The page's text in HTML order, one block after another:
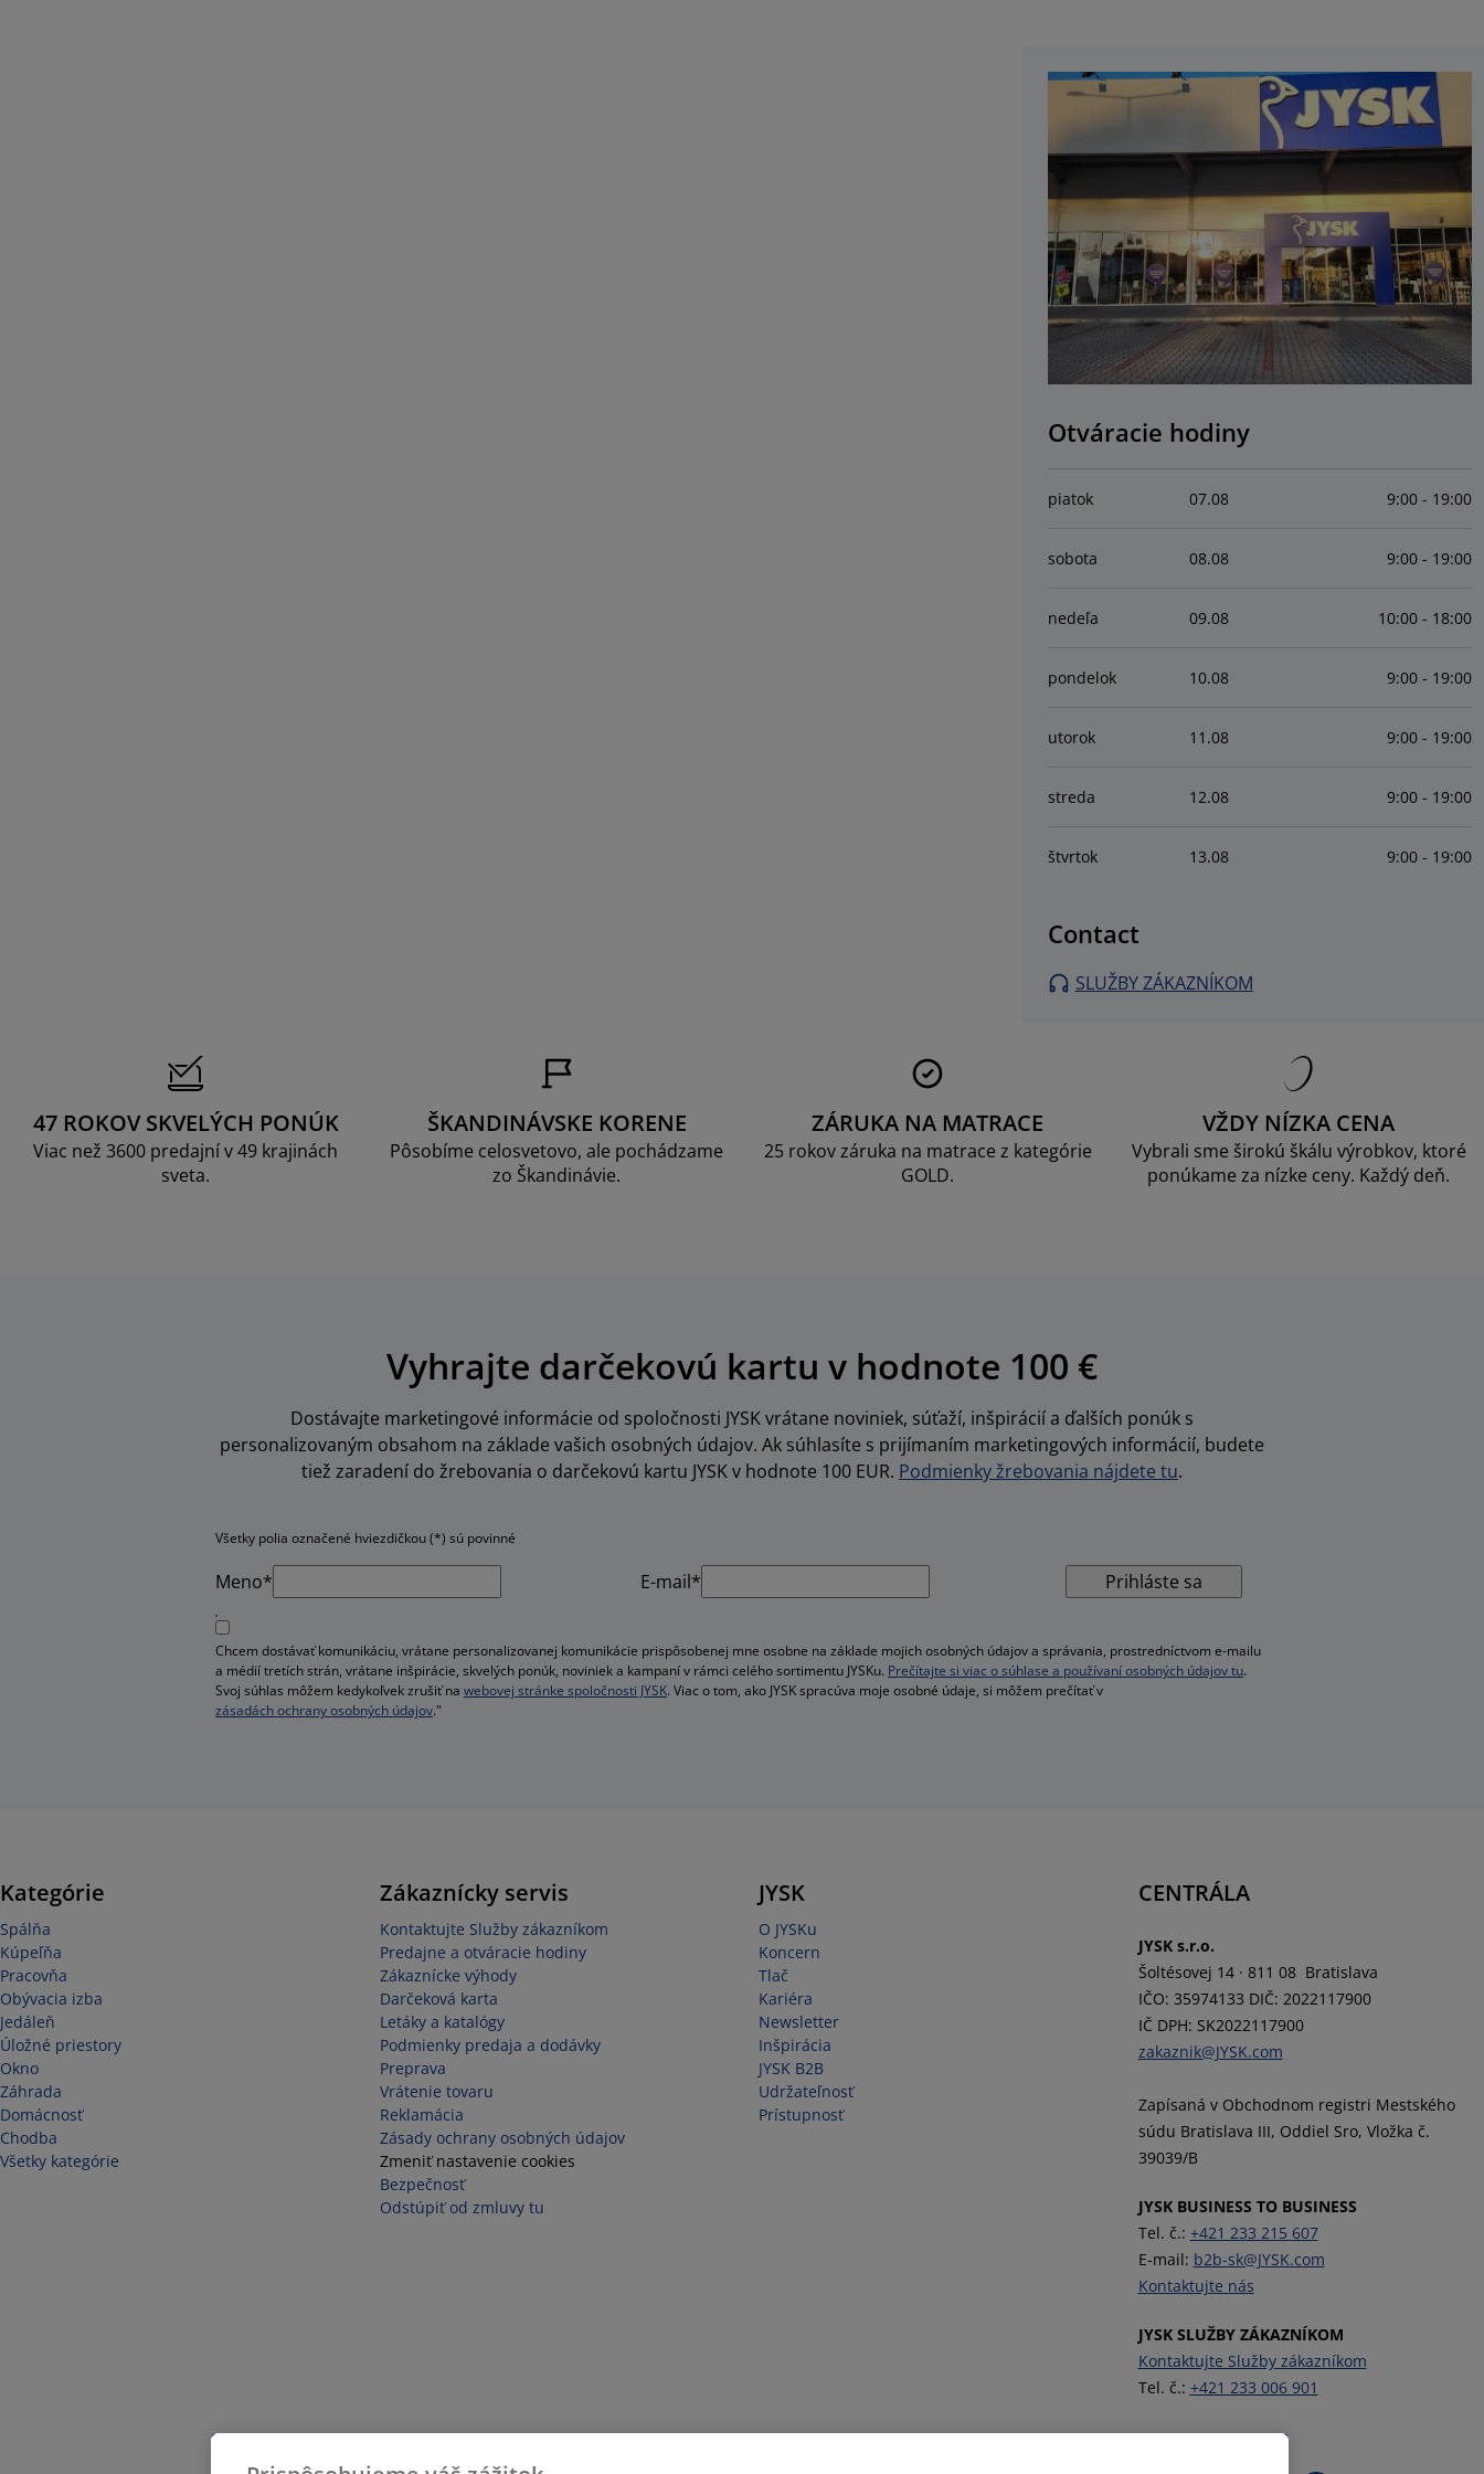
Otváracie hodiny
piatok 07.08 9:00 - 19:00
sobota 08.08 9:00 - 19:00
nedeľa 09.08 10:00 - 18:00
pondelok 10.08 9:00 - 19:00
utorok 11 .08 9:00 - 19:00
streda 12.08 9:00 - 19:00
štvrtok 13.08 9:00 - 19:00
Contact
SLUŽBY ZÁKAZNÍKOM
47 ROKOV SKVELÝCH PONÚK
Viac než 3600 predajní v 49 krajinách
sveta.
ŠKANDINÁVSKE KORENE
Pôsobíme celosvetovo, ale pochádzame
zo Škandinávie.
ZÁRUKA NA MATRACE
25 rokov záruka na matrace z kategórie
GOLD.
VŽDY NÍZKA CENA
Vybrali sme širokú škálu výrobkov, ktoré
ponúkame za nízke ceny. Každý deň.
Vyhrajte darčekovú kartu v hodnote 100 €
Dostávajte marketingové informácie od spoločnosti JYSK vrátane noviniek, súťaží, inšpirácií a ďalších ponúk s
personalizovaným obsahom na základe vašich osobných údajov. Ak súhlasíte s prijímaním marketingových informácií, budete
tiež zaradení do žrebovania o darčekovú kartu JYSK v hodnote 100 EUR. Podmienky žrebovania nájdete tu.
Všetky polia označené hviezdičkou (*) sú povinné
Meno* E-mail* Prihláste sa
Chcem dostávať komunikáciu, vrátane personalizovanej komunikácie prispôsobenej mne osobne na základe mojich osobných údajov a správania, prostredníctvom e-mailu
a médií tretích strán, vrátane inšpirácie, skvelých ponúk, noviniek a kampaní v rámci celého sortimentu JYSKu. Prečítajte si viac o súhlase a používaní osobných údajov tu.
Svoj súhlas môžem kedykoľvek zrušiť na webovej stránke spoločnosti JYSK. Viac o tom, ako JYSK spracúva moje osobné údaje, si môžem prečítať v
zásadách ochrany osobných údajov."
Kategórie
Spálňa
Kúpeľňa
Pracovňa
Obývacia izba
Jedáleň
Úložné priestory
Okno
Záhrada
Domácnosť
Chodba
Všetky kategórie
Zákaznícky servis
Kontaktujte Služby zákazníkom
Predajne a otváracie hodiny
Zákaznícke výhody
Darčeková karta
Letáky a katalógy
Podmienky predaja a dodávky
Preprava
Vrátenie tovaru
Reklamácia
Zásady ochrany osobných údajov
Zmeniť nastavenie cookies
Bezpečnosť
Odstúpiť od zmluvy tu
JYSK
O JYSKu
Koncern
Tlač
Kariéra
Newsletter
Inšpirácia
JYSK B2B
Udržateľnosť
Prístupnosť
CENTRÁLA
JYSK s.r.o.
Šoltésovej 14 · 811 08 Bratislava
IČO: 35974133 DIČ: 2022117900
IČ DPH: SK2022117900
zakaznik@JYSK.com
Zapísaná v Obchodnom registri Mestského
súdu Bratislava III, Oddiel Sro, Vložka č.
39039/B
JYSK BUSINESS TO BUSINESS
Tel. č.: +421 233 215 607
E-mail: b2b-sk@JYSK.com
Kontaktujte nás
JYSK SLUŽBY ZÁKAZNÍKOM
Kontaktujte Služby zákazníkom
Tel. č.: +421 233 006 901